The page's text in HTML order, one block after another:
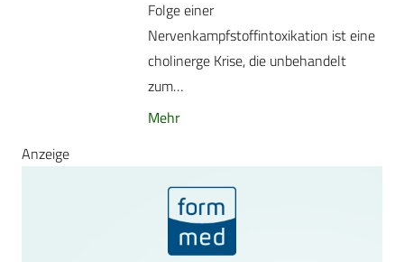
Folge einer
Nervenkampfstoffintoxikation ist eine
cholinerge Krise, die unbehandelt
zum…
Mehr
Anzeige